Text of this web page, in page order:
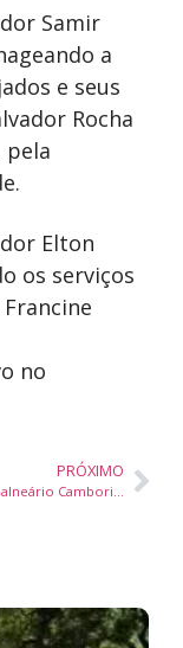
Samir
a
e seus
Rocha
pela
Elton
os serviços
no
PRÓXIMO
Câmara de Balneário Camboriú reconhece fibromialgia como deficiência e aprova indenizações para novas áreas de educação